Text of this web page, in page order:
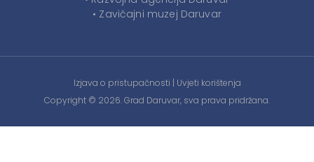
• Zavičajni muzej Daruvar
Izjava o pristupačnosti | Uvjeti korištenja
Copyright © 2026. Grad Daruvar, sva prava pridržana.